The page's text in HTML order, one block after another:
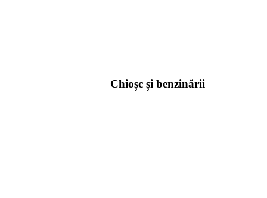
Chioșc și benzinării